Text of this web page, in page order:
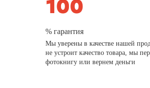
% гарантия
Мы уверены в качестве нашей
не устроит качество товара, мы
фотокнигу или вернем деньги